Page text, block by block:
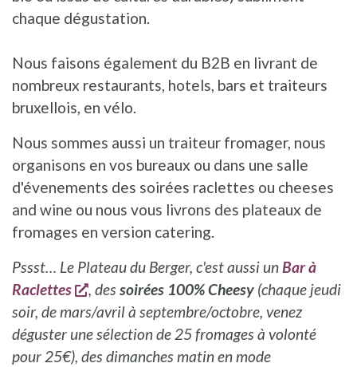
chaque dégustation.
Nous faisons également du B2B en livrant de
nombreux restaurants, hotels, bars et traiteurs
bruxellois, en vélo.
Nous sommes aussi un traiteur fromager, nous
organisons en vos bureaux ou dans une salle
d'évenements des soirées raclettes ou cheeses
and wine ou nous vous livrons des plateaux de
fromages en version catering.
Pssst… Le Plateau du Berger, c'est aussi unBar à
Raclettes
s'ouvre dans une nouvelle fenêtre
, dessoirées 100% Cheesy (chaque jeudi
soir, de mars/avril à septembre/octobre, venez
déguster une sélection de 25 fromages à volonté
pour 25€), des dimanches matin en mode